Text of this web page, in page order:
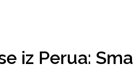
iz Perua: